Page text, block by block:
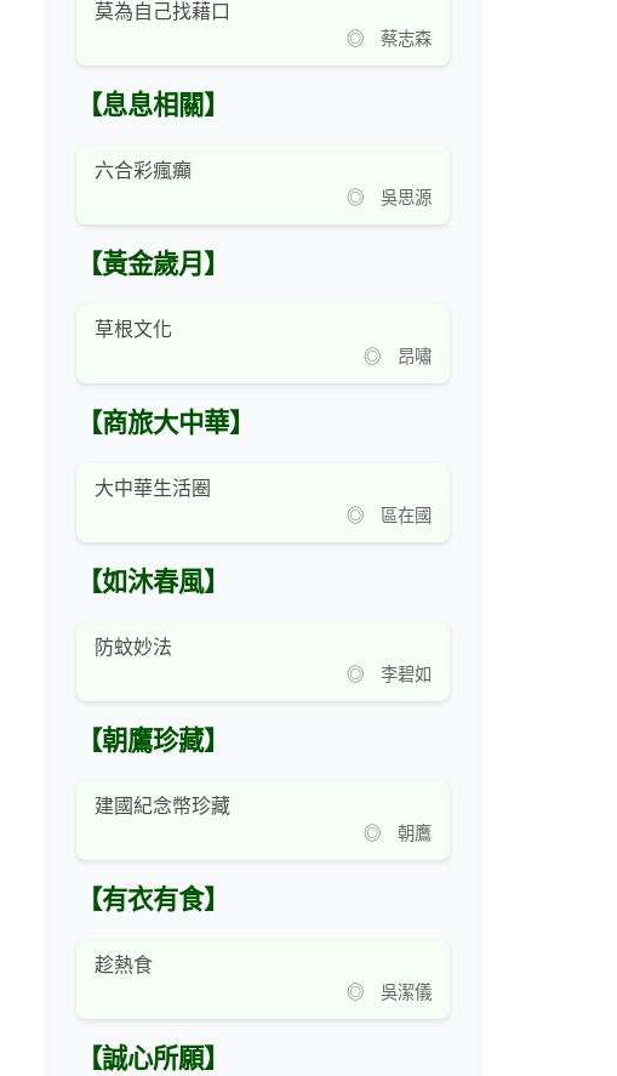
莫為自己找藉口
◎ 蔡志森
【息息相關】
六合彩瘋癲
◎ 吳思源
【黃金歲月】
草根文化
◎ 昂嘯
【商旅大中華】
大中華生活圈
◎ 區在國
【如沐春風】
防蚊妙法
◎ 李碧如
【朝鷹珍藏】
建國紀念幣珍藏
◎ 朝鷹
【有衣有食】
趁熱食
◎ 吳潔儀
【誠心所願】